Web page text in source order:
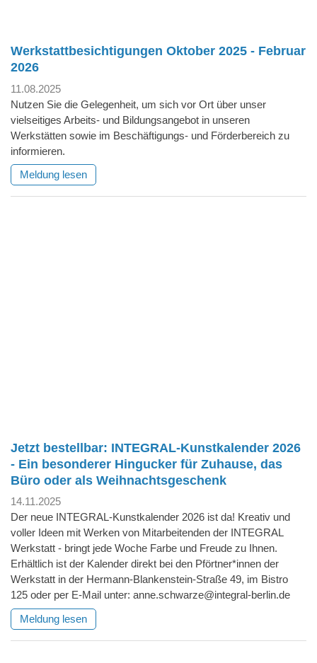
Werkstattbesichtigungen Oktober 2025 - Februar
2026
11.08.2025
Nutzen Sie die Gelegenheit, um sich vor Ort über unser
vielseitiges Arbeits- und Bildungsangebot in unseren
Werkstätten sowie im Beschäftigungs- und Förderbereich zu
informieren.
Meldung lesen
Jetzt bestellbar: INTEGRAL-Kunstkalender 2026
- Ein besonderer Hingucker für Zuhause, das
Büro oder als Weihnachtsgeschenk
14.11.2025
Der neue INTEGRAL-Kunstkalender 2026 ist da! Kreativ und
voller Ideen mit Werken von Mitarbeitenden der INTEGRAL
Werkstatt - bringt jede Woche Farbe und Freude zu Ihnen.
Erhältlich ist der Kalender direkt bei den Pförtner*innen der
Werkstatt in der Hermann-Blankenstein-Straße 49, im Bistro
125 oder per E-Mail unter: anne.schwarze@integral-berlin.de
Meldung lesen